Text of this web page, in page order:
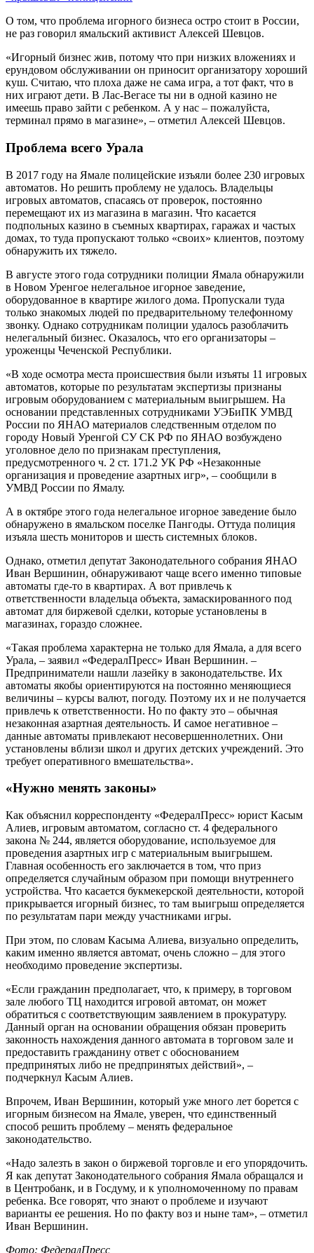
О том, что проблема игорного бизнеса остро стоит в России,
не раз говорил ямальский активист Алексей Шевцов.
«Игорный бизнес жив, потому что при низких вложениях и
ерундовом обслуживании он приносит организатору хороший
куш. Считаю, что плоха даже не сама игра, а тот факт, что в
них играют дети. В Лас-Вегасе ты ни в одной казино не
имеешь право зайти с ребенком. А у нас – пожалуйста,
терминал прямо в магазине», – отметил Алексей Шевцов.
Проблема всего Урала
В 2017 году на Ямале полицейские изъяли более 230 игровых
автоматов. Но решить проблему не удалось. Владельцы
игровых автоматов, спасаясь от проверок, постоянно
перемещают их из магазина в магазин. Что касается
подпольных казино в съемных квартирах, гаражах и частых
домах, то туда пропускают только «своих» клиентов, поэтому
обнаружить их тяжело.
В августе этого года сотрудники полиции Ямала обнаружили
в Новом Уренгое нелегальное игорное заведение,
оборудованное в квартире жилого дома. Пропускали туда
только знакомых людей по предварительному телефонному
звонку. Однако сотрудникам полиции удалось разоблачить
нелегальный бизнес. Оказалось, что его организаторы –
уроженцы Чеченской Республики.
«В ходе осмотра места происшествия были изъяты 11 игровых
автоматов, которые по результатам экспертизы признаны
игровым оборудованием с материальным выигрышем. На
основании представленных сотрудниками УЭБиПК УМВД
России по ЯНАО материалов следственным отделом по
городу Новый Уренгой СУ СК РФ по ЯНАО возбуждено
уголовное дело по признакам преступления,
предусмотренного ч. 2 ст. 171.2 УК РФ «Незаконные
организация и проведение азартных игр», – сообщили в
УМВД России по Ямалу.
А в октябре этого года нелегальное игорное заведение было
обнаружено в ямальском поселке Пангоды. Оттуда полиция
изъяла шесть мониторов и шесть системных блоков.
Однако, отметил депутат Законодательного собрания ЯНАО
Иван Вершинин, обнаруживают чаще всего именно типовые
автоматы где-то в квартирах. А вот привлечь к
ответственности владельца объекта, замаскированного под
автомат для биржевой сделки, которые установлены в
магазинах, гораздо сложнее.
«Такая проблема характерна не только для Ямала, а для всего
Урала, – заявил «ФедералПресс» Иван Вершинин. –
Предприниматели нашли лазейку в законодательстве. Их
автоматы якобы ориентируются на постоянно меняющиеся
величины – курсы валют, погоду. Поэтому их и не получается
привлечь к ответственности. Но по факту это – обычная
незаконная азартная деятельность. И самое негативное –
данные автоматы привлекают несовершеннолетних. Они
установлены вблизи школ и других детских учреждений. Это
требует оперативного вмешательства».
«Нужно менять законы»
Как объяснил корреспонденту «ФедералПресс» юрист Касым
Алиев, игровым автоматом, согласно ст. 4 федерального
закона № 244, является оборудование, используемое для
проведения азартных игр с материальным выигрышем.
Главная особенность его заключается в том, что приз
определяется случайным образом при помощи внутреннего
устройства. Что касается букмекерской деятельности, которой
прикрывается игорный бизнес, то там выигрыш определяется
по результатам пари между участниками игры.
При этом, по словам Касыма Алиева, визуально определить,
каким именно является автомат, очень сложно – для этого
необходимо проведение экспертизы.
«Если гражданин предполагает, что, к примеру, в торговом
зале любого ТЦ находится игровой автомат, он может
обратиться с соответствующим заявлением в прокуратуру.
Данный орган на основании обращения обязан проверить
законность нахождения данного автомата в торговом зале и
предоставить гражданину ответ с обоснованием
предпринятых либо не предпринятых действий», –
подчеркнул Касым Алиев.
Впрочем, Иван Вершинин, который уже много лет борется с
игорным бизнесом на Ямале, уверен, что единственный
способ решить проблему – менять федеральное
законодательство.
«Надо залезть в закон о биржевой торговле и его упорядочить.
Я как депутат Законодательного собрания Ямала обращался и
в Центробанк, и в Госдуму, и к уполномоченному по правам
ребенка. Все говорят, что знают о проблеме и изучают
варианты ее решения. Но по факту воз и ныне там», – отметил
Иван Вершинин.
Фото: ФедералПресс